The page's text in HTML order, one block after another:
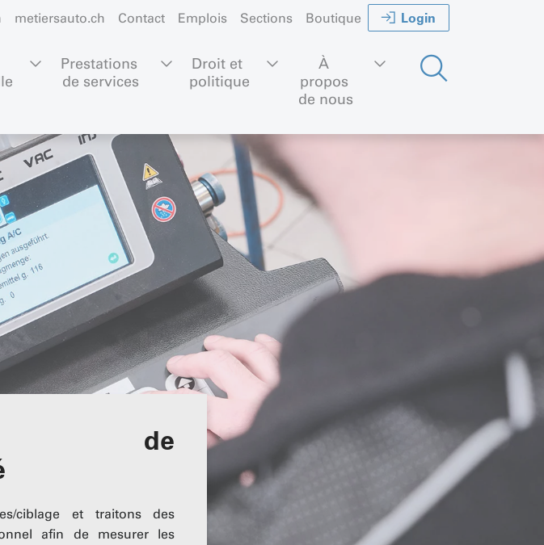
de
ciblage et traitons des
afin de mesurer les
metiersauto.ch Contact Emplois Sections Boutique Login
Prestations
de services
Droit et
politique
À
propos
de nous